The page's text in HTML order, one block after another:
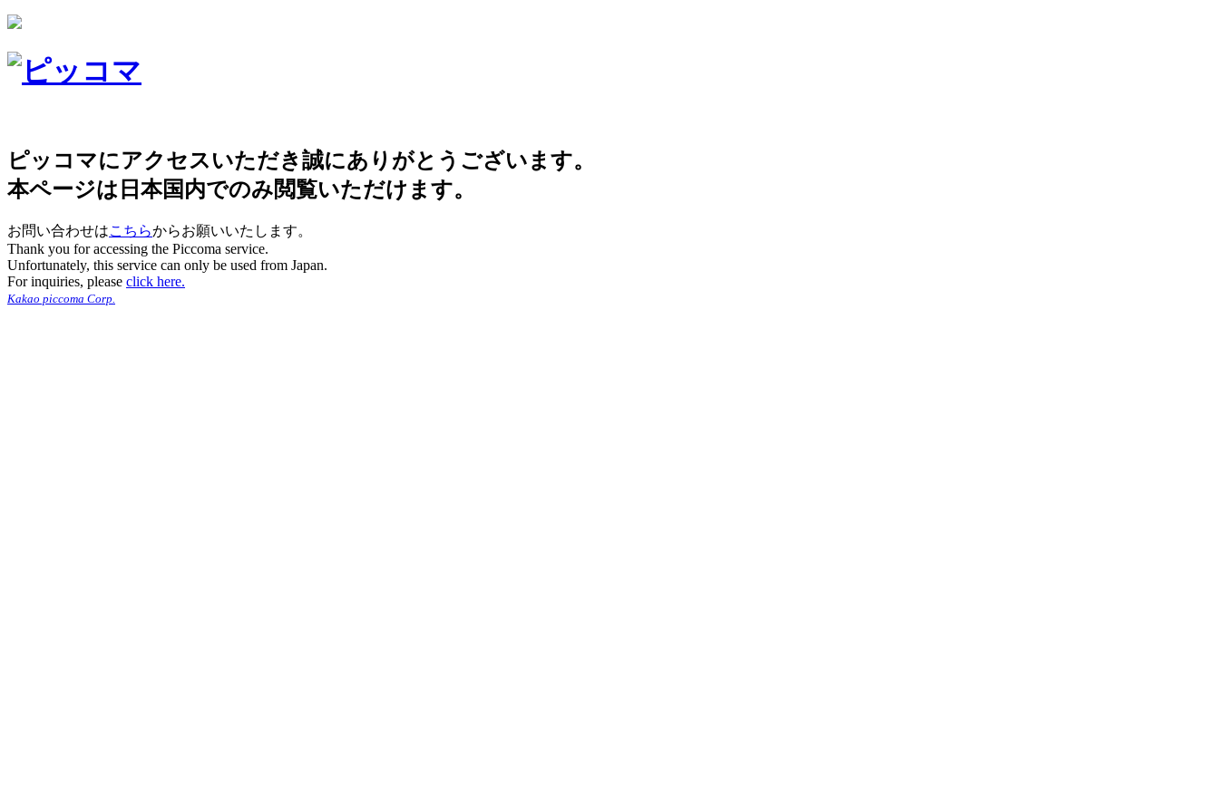
ピッコマにアクセスいただき誠にありがとうございます。
本ページは日本国内でのみ閲覧いただけます。
お問い合わせはこちらからお願いいたします。
Thank you for accessing the Piccoma service.
Unfortunately, this service can only be used from Japan.
For inquiries, please click here.
Kakao piccoma Corp.